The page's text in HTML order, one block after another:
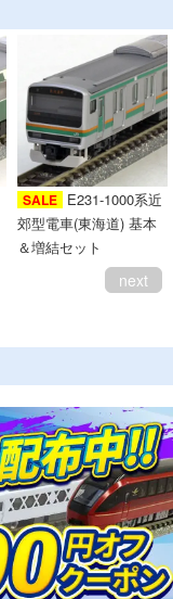
SALE E231-1000系近
郊型電車(東海道) 基本
＆増結セット
next